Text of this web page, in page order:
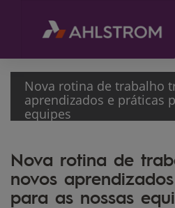
Nova rotina de trabalho
aprendizados e práticas
equipes
MÍDIA
NEWSLETTER
12º
Nova rotina de
novos
para as nossas